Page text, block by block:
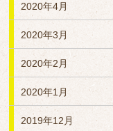
2020年4月
2020年3月
2020年2月
2020年1月
2019年12月